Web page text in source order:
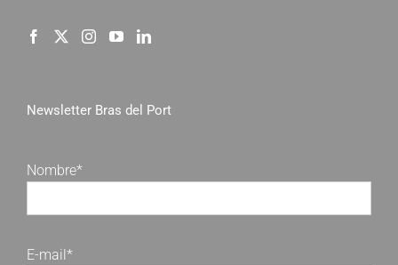
Newsletter Bras del Port
Nombre*
E-mail*